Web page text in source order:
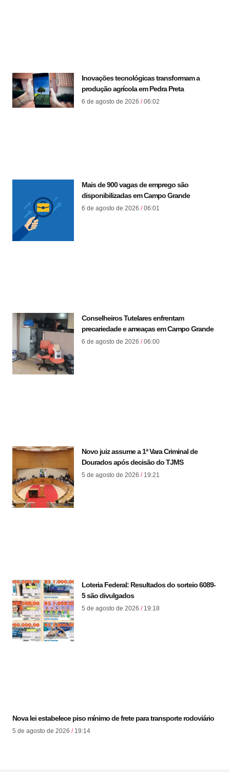
Inovações tecnológicas transformam a
produção agrícola em Pedra Preta
6 de agosto de 2026 06:02
Mais de 900 vagas de emprego são
disponibilizadas em Campo Grande
6 de agosto de 2026 06:01
Conselheiros Tutelares enfrentam
precariedade e ameaças em Campo Grande
6 de agosto de 2026 06:00
Novo juiz assume a 1ª Vara Criminal de
Dourados após decisão do TJMS
5 de agosto de 2026 19:21
Loteria Federal: Resultados do sorteio 6089-
5 são divulgados
5 de agosto de 2026 19:18
Nova lei estabelece piso mínimo de frete para transporte rodoviário
5 de agosto de 2026 19:14